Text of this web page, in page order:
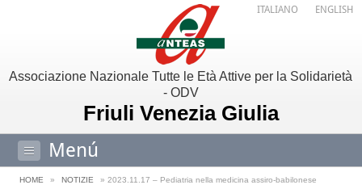
Associazione Nazionale Tutte le Età Attive per la Solidarietà
- ODV
Friuli Venezia Giulia
Menú
ITALIANO ENGLISH
HOME » NOTIZIE » 2023.11.17 – Pediatria nella medicina assiro-babilonese